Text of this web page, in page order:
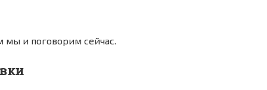
мы и поговорим сейчас.